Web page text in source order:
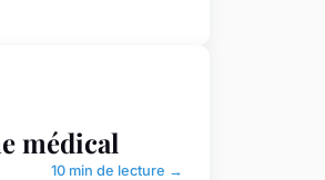
médical
10 min de lecture →